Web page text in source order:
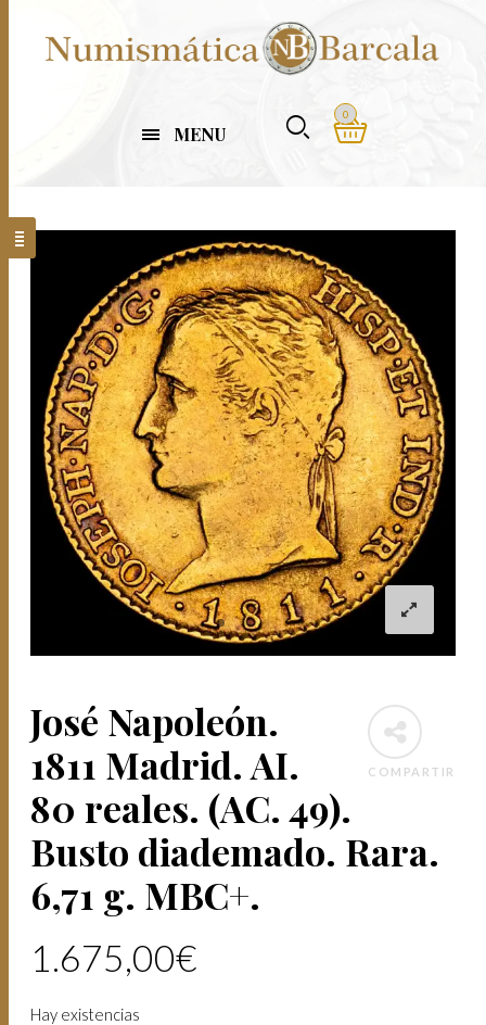
MENU
0
COMPARTIR
José Napoleón.
1811 Madrid. AI.
80 reales. (AC. 49).
Busto diademado. Rara.
6,71 g. MBC+.
1.675,00€
Hay existencias